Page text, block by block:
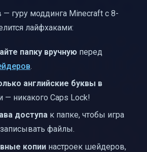
гуру моддинга Minecraft с 8-
лайфхаками:
папку вручную перед
.
английские буквы в
— никакого Caps Lock!
доступа к папке, чтобы игра
файлы.
копии настроек шейдеров,